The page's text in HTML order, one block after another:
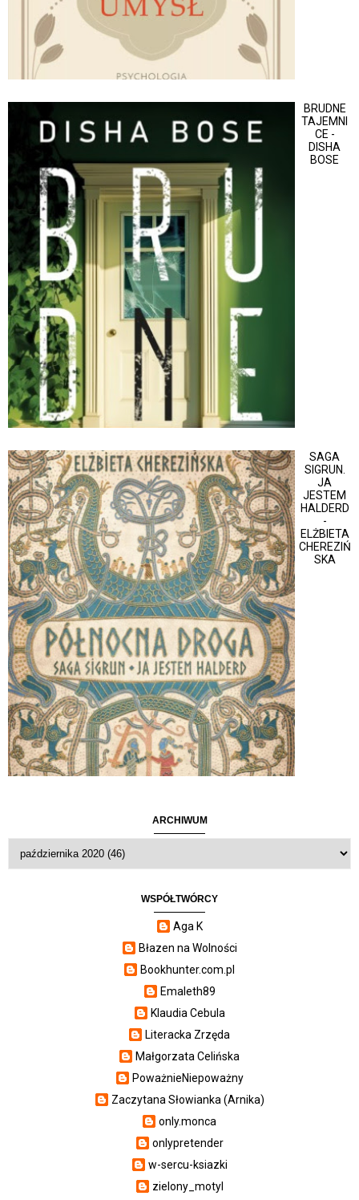
BRUDNE
TAJEMNI
CE -
DISHA
BOSE
SAGA
SIGRUN.
JA
JESTEM
HALDERD
-
ELŻBIETA
CHEREZIŃ
SKA
ARCHIWUM
WSPÓŁTWÓRCY
Aga K
Błazen na Wolności
Bookhunter.com.pl
Emaleth89
Klaudia Cebula
Literacka Zrzęda
Małgorzata Celińska
PoważnieNiepoważny
Zaczytana Słowianka (Arnika)
only.monca
onlypretender
w-sercu-ksiazki
zielony_motyl